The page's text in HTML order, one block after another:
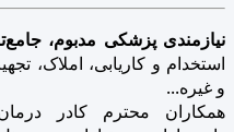
نیازمندی پزشکی مدبوم،
استخدام و کاریابی، املاک،
و غیره...
همکاران محترم کادر